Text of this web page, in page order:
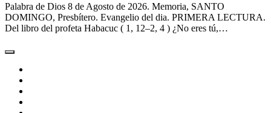
Palabra de Dios 8 de Agosto de 2026. Memoria, SANTO
DOMINGO, Presbítero. Evangelio del dia. PRIMERA LECTURA.
Del libro del profeta Habacuc ( 1, 12–2, 4 ) ¿No eres tú,…